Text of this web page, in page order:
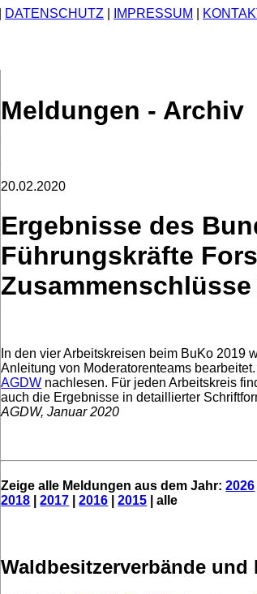
DATENSCHUTZ IMPRESSUM
Meldungen - Archiv
20.02.2020
Ergebnisse des
Führungskräfte
In den vier Arbeitskreisen beim BuKo 2019
Anleitung von Moderatorenteams
AGDW nachlesen. Für jeden Arbeitskreis
auch die Ergebnisse in detaillierter
AGDW, Januar 2020
Zeige alle Meldungen aus dem Jahr: 2026
2018 |2017 |2016 |2015 | alle
Waldbesitzerverbände und